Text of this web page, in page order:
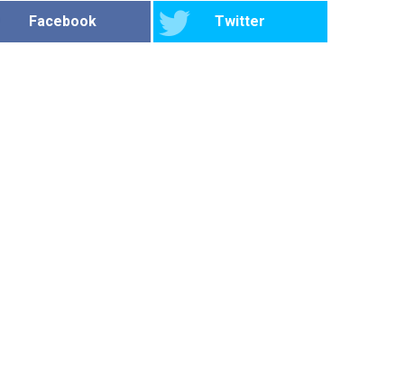
Facebook Twitter